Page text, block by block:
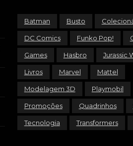
Batman Busto
DC Comics Funko Pop!
Games Hasbro Jurassic
Livros Marvel Mattel
Modelagem 3D Playmobil
Promoções Quadrinhos
Tecnologia Transformers